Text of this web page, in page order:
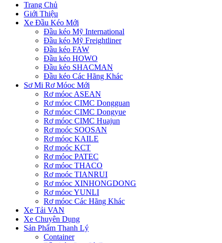
Trang Chủ
Giới Thiệu
Xe Đầu Kéo Mới
Đầu kéo Mỹ International
Đầu kéo Mỹ Freightliner
Đầu kéo FAW
Đầu kéo HOWO
Đầu kéo SHACMAN
Đầu kéo Các Hãng Khác
Sơ Mi Rơ Móoc Mới
Rơ móoc ASEAN
Rơ móoc CIMC Dongguan
Rơ móoc CIMC Dongyue
Rơ móoc CIMC Huajun
Rơ moóc SOOSAN
Rơ móoc KAILE
Rơ moóc KCT
Rơ móoc PATEC
Rơ móoc THACO
Rơ moóc TIANRUI
Rơ móoc XINHONGDONG
Rơ móoc YUNLI
Rơ móoc Các Hãng Khác
Xe Tải VAN
Xe Chuyên Dụng
Sản Phẩm Thanh Lý
Container